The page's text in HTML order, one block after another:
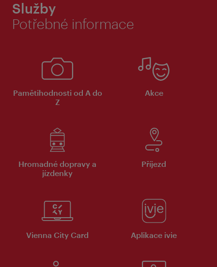
Služby
Potřebné informace
Pamětihodnosti od A do
Z
Akce
Hromadné dopravy a
jízdenky
Příjezd
Vienna City Card Aplikace ivie